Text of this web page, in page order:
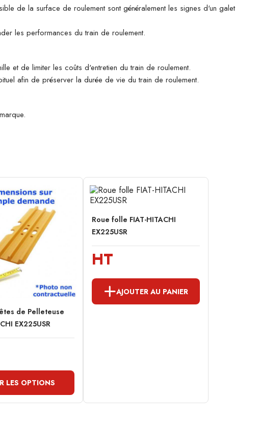
de la surface de roulement sont généralement les signes d'un galet
les performances du train de roulement.
et de limiter les coûts d'entretien du train de roulement.
afin de préserver la durée de vie du train de roulement.
de Pelleteuse
EX225USR
LES OPTIONS
Roue folle FIAT-HITACHI
EX225USR
HT
AJOUTER AU PANIER